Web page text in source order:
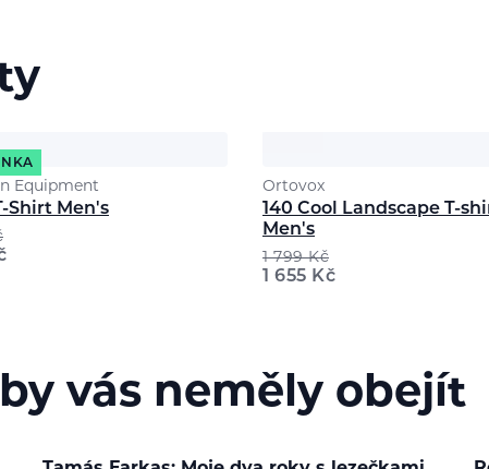
Equipment
Shirt Men's
Ortovox
140 Cool Landscape T-
Men's
1 799Kč
1 655 Kč
vás neměly obejít